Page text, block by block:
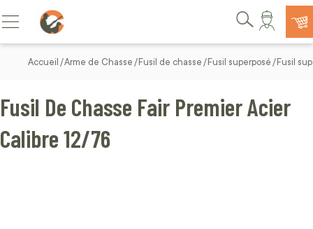
Allez au contenu
Basculer la navigation
Rechercher
Accueil Arme de Chasse Fusil de chasse Fusil superposé Fusil
Fusil De Chasse Fair Premier Acier
Calibre 12/76